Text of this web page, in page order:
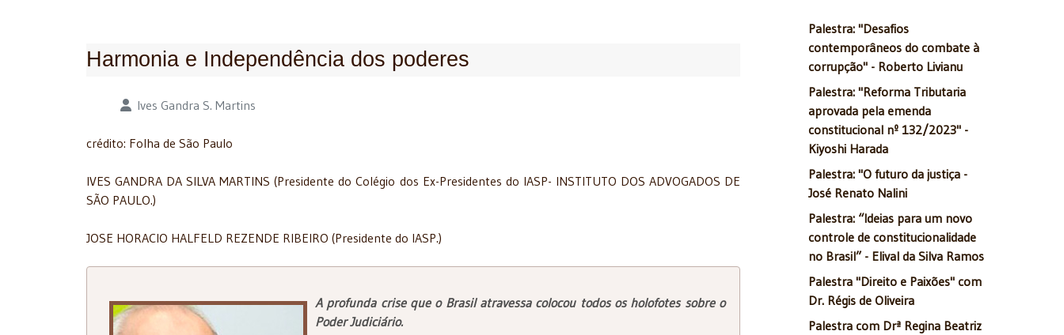
Harmonia e Independência dos poderes
Detalhes Ives Gandra S. Martins
crédito: Folha de São Paulo
IVES GANDRA DA SILVA MARTINS (Presidente do Colégio dos Ex-Presidentes do IASP- INSTITUTO DOS ADVOGADOS DE
SÃO PAULO.)
JOSE HORACIO HALFELD REZENDE RIBEIRO (Presidente do IASP.)
A profunda crise que o Brasil atravessa colocou todos os holofotes sobre o
Poder Judiciário.
Palestra: "Desafios
contemporâneos do combate à
corrupção" - Roberto Livianu
Palestra: "Reforma Tributaria
aprovada pela emenda
constitucional nº 132/2023" -
Kiyoshi Harada
Palestra: "O futuro da justiça -
José Renato Nalini
Palestra: “Ideias para um novo
controle de constitucionalidade
no Brasil” - Elival da Silva Ramos
Palestra "Direito e Paixões" com
Dr. Régis de Oliveira
Palestra com Drª Regina Beatriz